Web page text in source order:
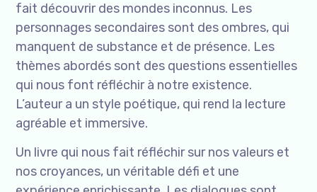
fait découvrir des mondes inconnus. Les
personnages secondaires sont des ombres, qui
manquent de substance et de présence. Les
thèmes abordés sont des questions essentielles
qui nous font réfléchir à notre existence.
L’auteur a un style poétique, qui rend la lecture
agréable et immersive.
Un livre qui nous fait réfléchir sur nos valeurs et
nos croyances, un véritable défi et une